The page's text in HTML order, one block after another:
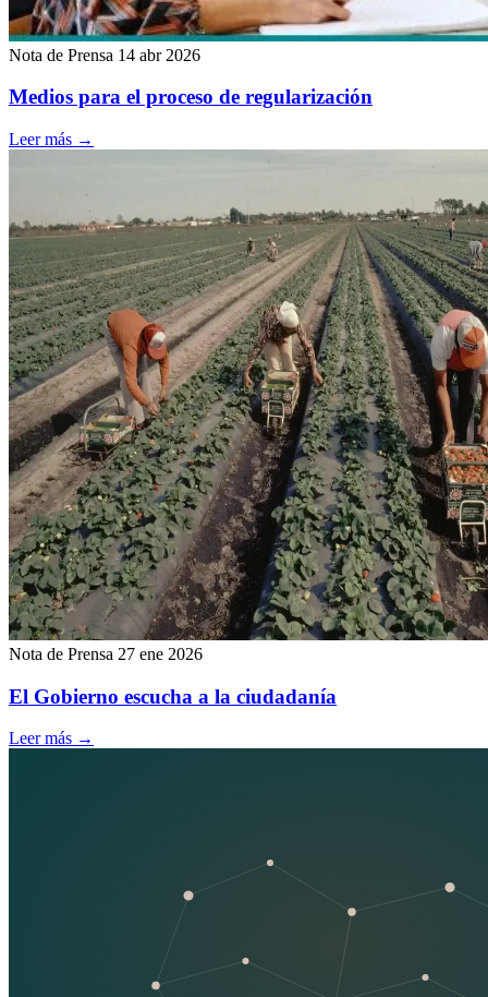
Nota de Prensa 14 abr 2026
Medios para el proceso de regularización
Leer más →
Nota de Prensa 27 ene 2026
El Gobierno escucha a la ciudadanía
Leer más →